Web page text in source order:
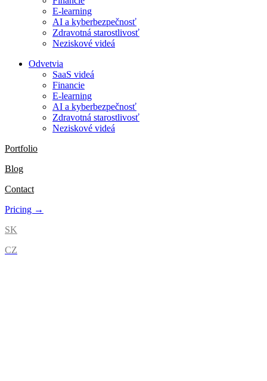
E-learning
AI a kyberbezpečnosť
Zdravotná starostlivosť
Neziskové videá
Odvetvia
SaaS videá
Financie
E-learning
AI a kyberbezpečnosť
Zdravotná starostlivosť
Neziskové videá
Portfolio
Blog
Contact
Pricing →
SK
CZ